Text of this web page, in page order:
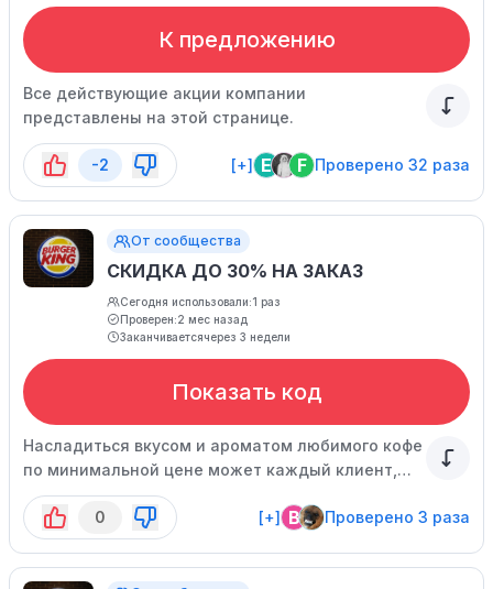
К предложению
Все действующие акции компании
представлены на этой странице.
-2 [+] E F Проверено 32 раза
От сообщества
СКИДКА ДО 30% НА ЗАКАЗ
Сегодня использовали:1 раз
Проверен:2 мес назад
Заканчиваетсячерез 3 недели
Показать код
Насладиться вкусом и ароматом любимого кофе
по минимальной цене может каждый клиент,
который зайдет в раздел "Купоны" и активирует
спецпредложение. Акция может завершиться
досрочно.
0 [+] B Проверено 3 раза